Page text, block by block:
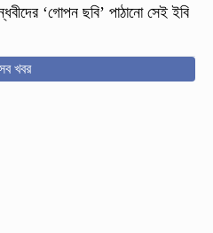
‘গোপন ছবি’ পাঠানো সেই ইবি
খবর